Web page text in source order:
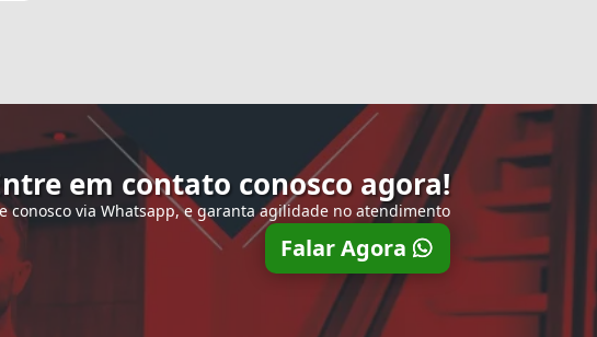
em contato conosco agora!
conosco via Whatsapp, e garanta agilidade no atendimento
Falar Agora